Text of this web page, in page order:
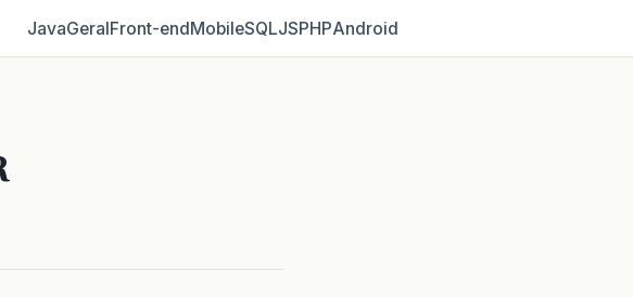
JavaGeralFront‑endMobileSQLJSPHPAndroid